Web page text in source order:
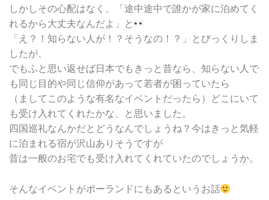
しかしその心配はなく、「途中途中で誰かが家に泊めてく
れるから大丈夫なんだよ」と
「え？！知らない人が！？そうなの！？」とびっくりしま
したが、
でもふと思い返せば日本でもきっと昔なら、知らない人で
も同じ目的や同じ信仰があって若者が困っていたら
（ましてこのような有名なイベントだったら）どこにいて
も受け入れてくれたかな、と思いました。
四国巡礼なんかだとどうなんでしょうね？今はきっと気軽
に泊まれる宿が沢山ありそうですが
昔は一般のお宅でも受け入れてくれていたのでしょうか。
そんなイベントがポーランドにもあるというお話